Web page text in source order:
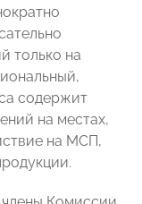
только на
содержит
на местах,
на МСП,